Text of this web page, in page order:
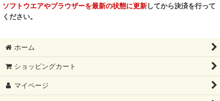
ソフトウエアやブラウザーを最新の状態に更新してから決済を行って
ください。
ホーム
ショッピングカート
マイページ